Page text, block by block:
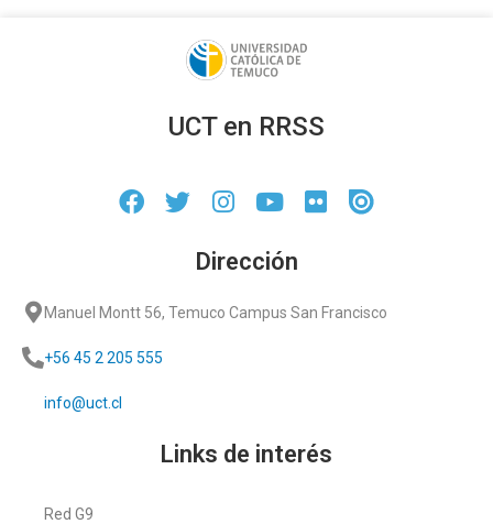
UCT en RRSS
Dirección
Manuel Montt 56, Temuco Campus San Francisco
+56 45 2 205 555
info@uct.cl
Links de interés
Red G9